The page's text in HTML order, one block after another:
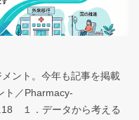
るだけでも十分興味深い
ていると、比較整理しや
司館（こくしのたち）を
が分かりづらいはずだ。
サイズの模型なので、そ
る新聞記事（ （まちの記
ント。今年も記事を掲載
ト／Pharmacy-
１．データから考える